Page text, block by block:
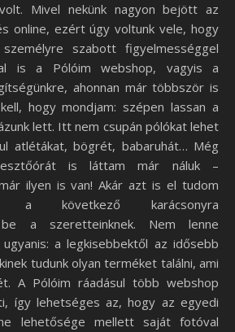
Mivel nekünk nagyon bejött az
online, ezért úgy voltunk vele, hogy
szabott figyelmességgel
is a Pólóim webshop, vagyis a
ahonnan már többször is
hogy mondjam: szépen lassan a
lett. Itt nem csupán pólókat lehet
atlétákat, bögrét, babaruhát… Még
is láttam már náluk –
ilyen is van! Akár azt is el tudom
a következő karácsonyra
be a szeretteinknek. Nem lenne
a legkisebbektől az idősebb
tudunk olyan terméket találni, ami
A Pólóim ráadásul több webshop
így lehetséges az, hogy az egyedi
lehetősége mellett saját fotóval